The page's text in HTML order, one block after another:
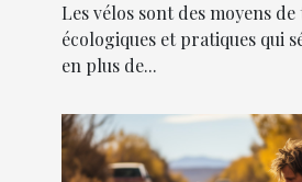
Les vélos sont des moyens
écologiques et pratiques qui
en plus de...